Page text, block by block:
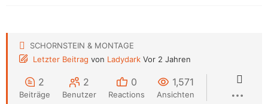
SCHORNSTEIN & MONTAGE
Letzter Beitrag von Ladydark Vor 2 Jahren
2
Beiträge
2
Benutzer
0
Reactions
1,571
Ansichten